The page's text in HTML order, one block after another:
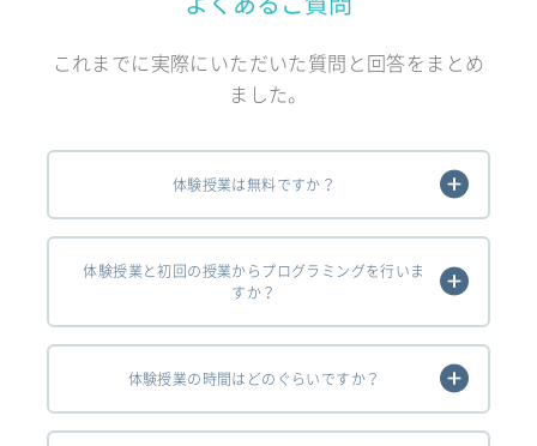
これまでに実際にいただいた質問と回答をまとめ
ました。
体験授業は無料ですか？
体験授業と初回の授業からプログラミングを行いま
すか？
体験授業の時間はどのぐらいですか？